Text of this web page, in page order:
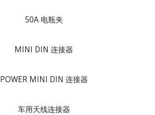
50A 电瓶夹
MINI DIN 连接器
POWER MINI DIN 连接器
车用天线连接器